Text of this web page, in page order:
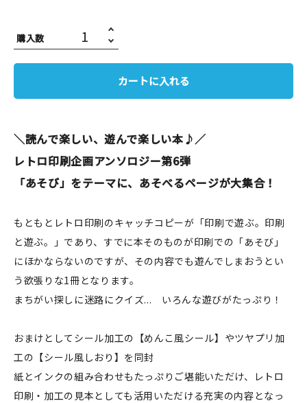
文房具
在庫限り
おすすめ特集
読みもの
イベント・ワークショップ
おしらせ
購入数
カートに入れる
＼読んで楽しい、遊んで楽しい本♪／
レトロ印刷企画アンソロジー第6弾
「あそび」をテーマに、あそべるページが大集合！
もともとレトロ印刷のキャッチコピーが「印刷で遊ぶ。印刷
と遊ぶ。」であり、すでに本そのものが印刷での「あそび」
にほかならないのですが、その内容でも遊んでしまおうとい
う欲張りな1冊となります。
まちがい探しに迷路にクイズ... いろんな遊びがたっぷり！
おまけとしてシール加工の【めんこ風シール】やツヤプリ加
工の【シール風しおり】を同封
紙とインクの組み合わせもたっぷりご堪能いただけ、レトロ
印刷・加工の見本としても活用いただける充実の内容となっ